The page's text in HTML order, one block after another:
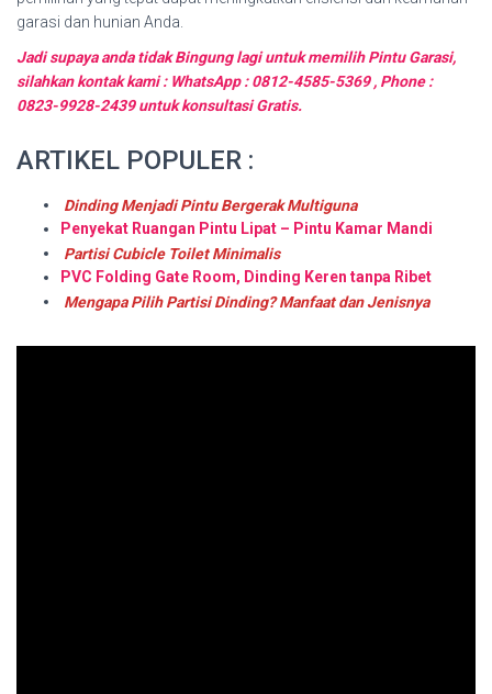
garasi dan hunian Anda.
Jadi supaya anda tidak Bingung lagi untuk memilih Pintu Garasi,
silahkan kontak kami : WhatsApp : 0812-4585-5369 , Phone :
0823-9928-2439 untuk konsultasi Gratis.
ARTIKEL POPULER :
Dinding Menjadi Pintu Bergerak Multiguna
Penyekat Ruangan Pintu Lipat – Pintu Kamar Mandi
Partisi Cubicle Toilet Minimalis
PVC Folding Gate Room, Dinding Keren tanpa Ribet
Mengapa Pilih Partisi Dinding? Manfaat dan Jenisnya